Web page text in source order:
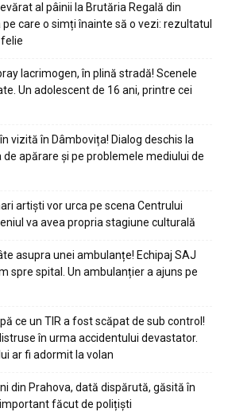
al pâinii la Brutăria Regală din
care o simți înainte să o vezi: rezultatul
lacrimogen, în plină stradă! Scenele
Un adolescent de 16 ani, printre cei
vizită în Dâmbovița! Dialog deschis la
apărare și pe problemele mediului de
artiști vor urca pe scena Centrului
va avea propria stagiune culturală
asupra unei ambulanțe! Echipaj SAJ
spre spital. Un ambulanțier a ajuns pe
ce un TIR a fost scăpat de sub control!
în urma accidentului devastator.
ar fi adormit la volan
din Prahova, dată dispărută, găsită în
făcut de polițiști